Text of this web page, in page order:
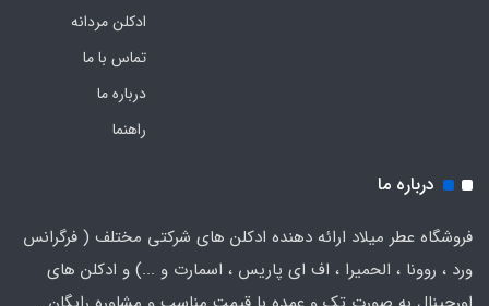
ادکلن مردانه
تماس با ما
درباره ما
راهنما
درباره ما
فروشگاه عطر میلاد ارائه دهنده ادکلن های شرکتی مختلف ( فرگرانس
ورد ، روونا ، الحمیرا ، اف ای پاریس ، اسمارت و ...) و ادکلن های